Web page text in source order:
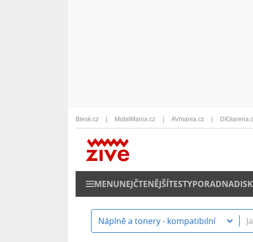
Blesk.cz MobilMania.cz AVmania.cz
MENUNEJČTENĚJŠÍTESTYPORADNA
Náplně a tonery - kompatibilní